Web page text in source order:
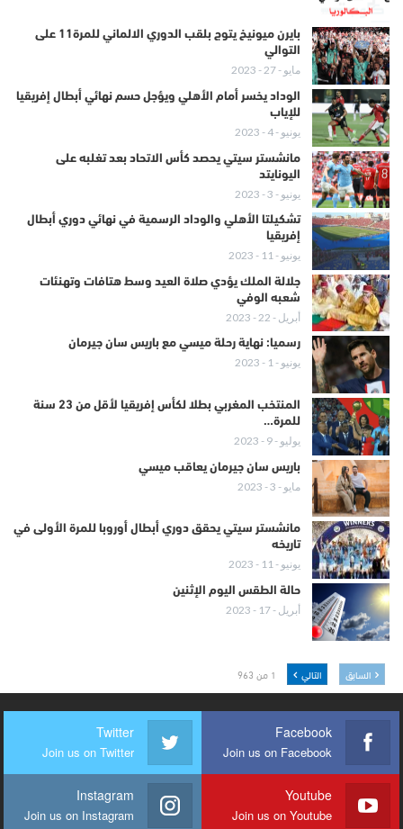
بايرن ميونيخ يتوج بلقب الدوري الالماني للمرة11 على
التوالي
مايو - 27 - 2023
الوداد يخسر أمام الأهلي ويؤجل حسم نهائي أبطال إفريقيا
للإياب
يونيو - 4 - 2023
مانشستر سيتي يحصد كأس الاتحاد بعد تغلبه على
اليونايتد
يونيو - 3 - 2023
تشكيلتا الأهلي والوداد الرسمية في نهائي دوري أبطال
إفريقيا
يونيو - 11 - 2023
جلالة الملك يؤدي صلاة العيد وسط هتافات وتهنئات
شعبه الوفي
أبريل - 22 - 2023
رسميا: نهاية رحلة ميسي مع باريس سان جيرمان
يونيو - 1 - 2023
المنتخب المغربي بطلا لكأس إفريقيا لأقل من 23 سنة
للمرة…
يوليو - 9 - 2023
باريس سان جيرمان يعاقب ميسي
مايو - 3 - 2023
مانشستر سيتي يحقق دوري أبطال أوروبا للمرة الأولى في
تاريخه
يونيو - 11 - 2023
حالة الطقس اليوم الإثنين
أبريل - 17 - 2023
السابق التالي 1 من 963
Facebook
Join us on Facebook
Twitter
Join us on Twitter
Youtube
Join us on Youtube
Instagram
Join us on Instagram